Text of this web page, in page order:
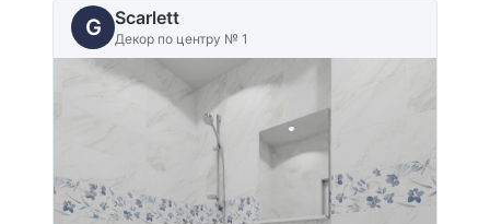
G Scarlett
Декор по центру № 1